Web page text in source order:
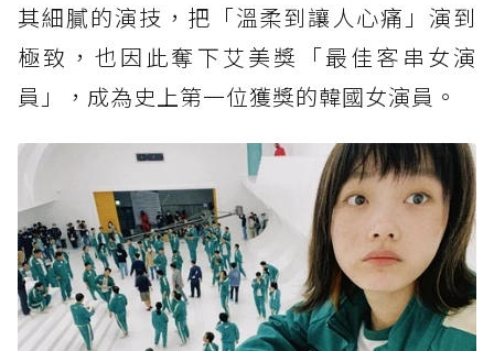
其細膩的演技，把「溫柔到讓人心痛」演到
極致，也因此奪下艾美獎「最佳客串女演
員」，成為史上第一位獲獎的韓國女演員。